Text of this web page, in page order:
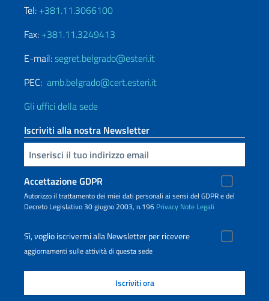
Tel: +381.11.3066100
Fax: +381.11.3249413
E-mail:segret.belgrado@esteri.it
PEC: amb.belgrado@cert.esteri.it
Gli uffici della sede
Iscriviti alla nostra Newsletter
Inserisci la tua email
Accettazione GDPR
Autorizzo il trattamento dei miei dati personali ai sensi del GDPR e del
Decreto Legislativo 30 giugno 2003, n.196 Privacy Note Legali
Sì, voglio iscrivermi alla Newsletter per ricevere
aggiornamenti sulle attività di questa sede